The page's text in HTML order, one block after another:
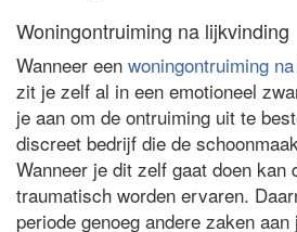
Woningontruiming na lijkvinding
Wanneer een woningontruiming
zit je zelf al in een emotioneel
je aan om de ontruiming uit te
discreet bedrijf die de
Wanneer je dit zelf gaat doen kan
traumatisch worden ervaren.
periode genoeg andere zaken aan